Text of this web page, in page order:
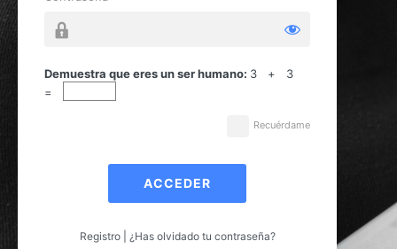
Acceder
Demuestra que eres un ser humano: 3 + 3
=
Recuérdame
Registro| ¿Has olvidado tu contraseña?